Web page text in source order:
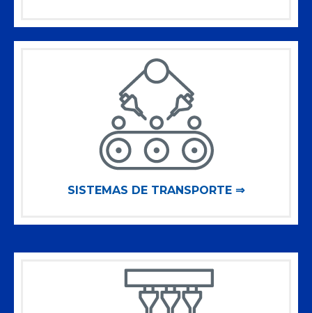
SISTEMAS DE TRANSPORTE ⇒